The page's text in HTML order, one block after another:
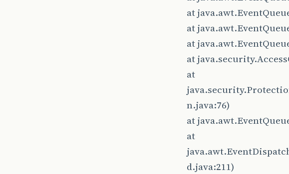
at
at
at
at
at
n.java:76)
at
at
d.java:211)